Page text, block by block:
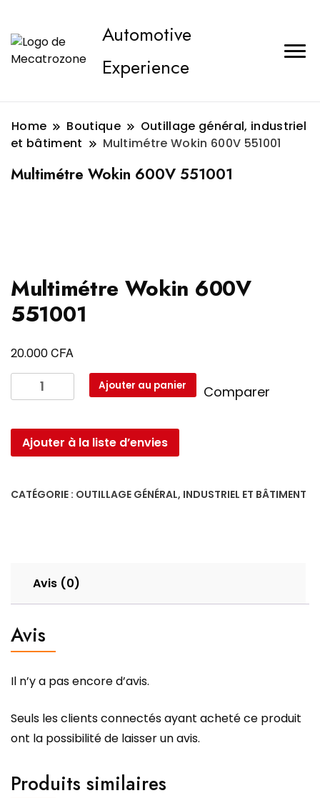
Automotive
Experience
Home Boutique
Outillage général, industriel
et bâtiment
Multimétre Wokin 600V 551001
Multimétre Wokin 600V 551001
Multimétre Wokin 600V
551001
20.000CFA
quantité
de
Wokin
600V
Ajouter au panier Comparer
Ajouter à la liste d’envies
CATÉGORIE : OUTILLAGE GÉNÉRAL, INDUSTRIEL ET BÂTIMENT
Avis (0)
Avis
Il n’y a pas encore d’avis.
Seuls les clients connectés ayant acheté ce produit
ont la possibilité de laisser un avis.
Produits similaires